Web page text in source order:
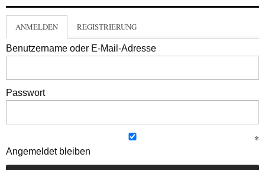
ANMELDEN REGISTRIERUNG
Benutzername oder E-Mail-Adresse
Passwort
Angemeldet bleiben